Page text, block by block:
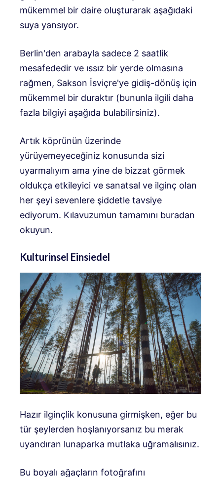
mükemmel bir daire oluşturarak aşağıdaki
suya yansıyor.
Berlin'den arabayla sadece 2 saatlik
mesafededir ve ıssız bir yerde olmasına
rağmen, Sakson İsviçre'ye gidiş-dönüş için
mükemmel bir duraktır (bununla ilgili daha
fazla bilgiyi aşağıda bulabilirsiniz).
Artık köprünün üzerinde
yürüyemeyeceğiniz konusunda sizi
uyarmalıyım ama yine de bizzat görmek
oldukça etkileyici ve sanatsal ve ilginç olan
her şeyi sevenlere şiddetle tavsiye
ediyorum. Kılavuzumun tamamını buradan
okuyun.
Kulturinsel Einsiedel
Hazır ilginçlik konusuna girmişken, eğer bu
tür şeylerden hoşlanıyorsanız bu merak
uyandıran lunaparka mutlaka uğramalısınız.
Bu boyalı ağaçların fotoğrafını